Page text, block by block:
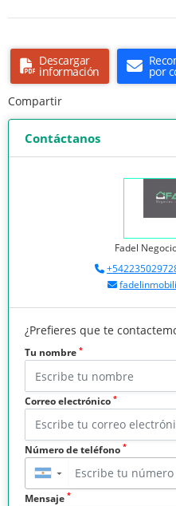
Descargar
información
por
Compartir
Contáctanos
Fadel
¿Prefieres que te
Tu nombre *
Correo electrónico *
Número de teléfono *
▼
Mensaje *